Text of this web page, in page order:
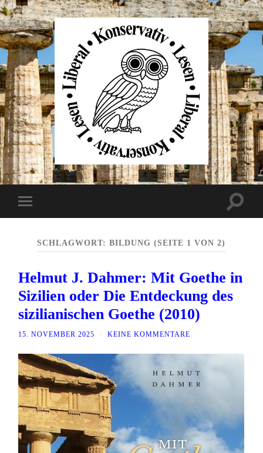
Liberal
Konservativ
Lesen
Menü
SCHLAGWORT:BILDUNG (SEITE 1 VON 2)
Helmut J. Dahmer: Mit Goethe in
Sizilien oder Die Entdeckung des
sizilianischen Goethe (2010)
15. NOVEMBER 2025 KEINE KOMMENTARE